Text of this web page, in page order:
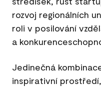
rozvoj regionálních
roli v posilování
a
Jedinečná
inspirativní